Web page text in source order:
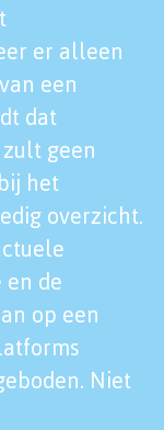
er alleen
een
dat
geen
het
overzicht.
de
op een
Niet